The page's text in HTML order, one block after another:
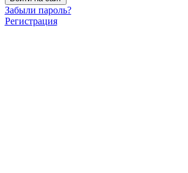
Забыли пароль?
Регистрация